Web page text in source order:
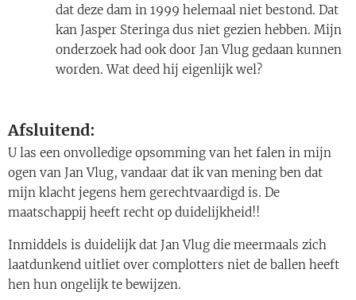
dat deze dam in 1999 helemaal niet bestond. Dat
kan Jasper Steringa dus niet gezien hebben. Mijn
onderzoek had ook door Jan Vlug gedaan kunnen
worden. Wat deed hij eigenlijk wel?
Afsluitend:
U las een onvolledige opsomming van het falen in mijn
ogen van Jan Vlug, vandaar dat ik van mening ben dat
mijn klacht jegens hem gerechtvaardigd is. De
maatschappij heeft recht op duidelijkheid!!
Inmiddels is duidelijk dat Jan Vlug die meermaals zich
laatdunkend uitliet over complotters niet de ballen heeft
hen hun ongelijk te bewijzen.